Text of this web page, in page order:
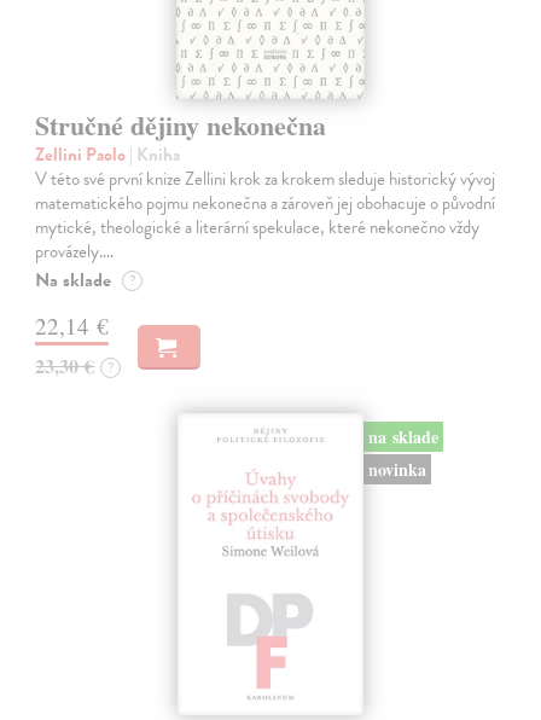
Stručné dějiny nekonečna
Zellini Paolo| Kniha
V této své první knize Zellini krok za krokem sleduje historický vývoj
matematického pojmu nekonečna a zároveň jej obohacuje o původní
mytické, theologické a literární spekulace, které nekonečno vždy
provázely.…
Na sklade ?
22,14 €
23,30 € ?
na sklade
novinka